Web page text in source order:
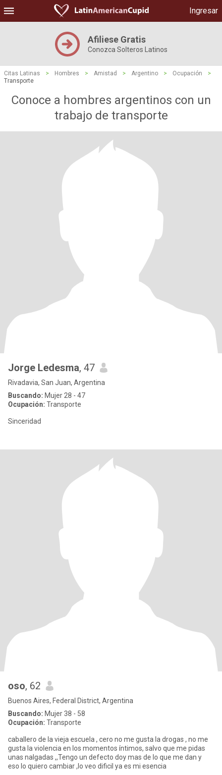
Ingresar
Afiliese Gratis
Conozca Solteros Latinos
Citas Latinas > Hombres > Amistad > Argentino > Ocupación
>
Transporte
Conoce a hombres argentinos con un
trabajo de transporte
Jorge Ledesma, 47
Rivadavia, San Juan, Argentina
Buscando: Mujer 28 - 47
Ocupación: Transporte
Sinceridad
oso, 62
Buenos Aires, Federal District, Argentina
Buscando: Mujer 38 - 58
Ocupación: Transporte
caballero de la vieja escuela , cero no me gusta la drogas , no me
gusta la violencia en los momentos íntimos, salvo que me pidas
unas nalgadas ,,Tengo un defecto doy mas de lo que me dan y
eso lo quiero cambiar ,lo veo dificil ya es mi esencia